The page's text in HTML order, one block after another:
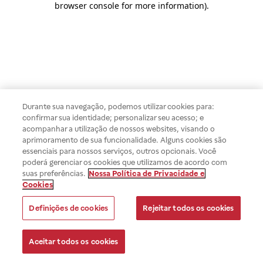
browser console for more information).
Durante sua navegação, podemos utilizar cookies para:
confirmar sua identidade; personalizar seu acesso; e
acompanhar a utilização de nossos websites, visando o
aprimoramento de sua funcionalidade. Alguns cookies são
essenciais para nossos serviços, outros opcionais. Você
poderá gerenciar os cookies que utilizamos de acordo com
suas preferências. Nossa Política de Privacidade e
Cookies
Definições de cookies Rejeitar todos os cookies
Aceitar todos os cookies